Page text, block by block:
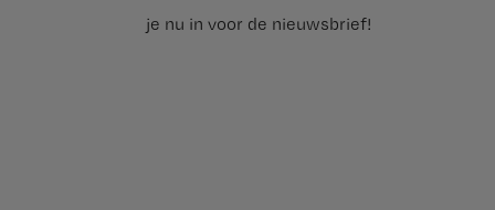
je nu in voor de nieuwsbrief!